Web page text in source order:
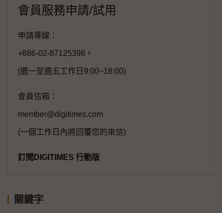
會員服務申請/試用
申請專線：
+886-02-87125398。
(週一至週五工作日9:00~18:00)
會員信箱：
member@digitimes.com
(一個工作日內將回覆您的來信)
訂閱DIGITIMES 行動版
關鍵字